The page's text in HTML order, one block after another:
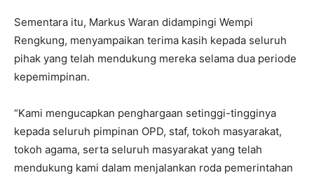
Sementara itu, Markus Waran didampingi Wempi
Rengkung, menyampaikan terima kasih kepada seluruh
pihak yang telah mendukung mereka selama dua periode
kepemimpinan.
“Kami mengucapkan penghargaan setinggi-tingginya
kepada seluruh pimpinan OPD, staf, tokoh masyarakat,
tokoh agama, serta seluruh masyarakat yang telah
mendukung kami dalam menjalankan roda pemerintahan